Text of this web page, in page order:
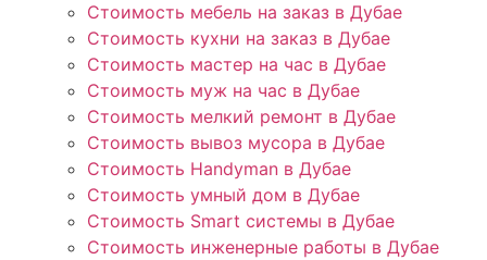
Стоимость мебель на заказ в Дубае
Стоимость кухни на заказ в Дубае
Стоимость мастер на час в Дубае
Стоимость муж на час в Дубае
Стоимость мелкий ремонт в Дубае
Стоимость вывоз мусора в Дубае
Стоимость Handyman в Дубае
Стоимость умный дом в Дубае
Стоимость Smart системы в Дубае
Стоимость инженерные работы в Дубае